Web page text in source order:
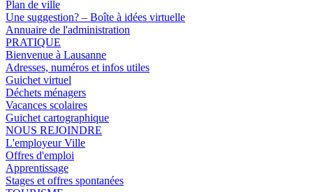
Plan de ville
Une suggestion? – Boîte à idées virtuelle
Annuaire de l'administration
PRATIQUE
Bienvenue à Lausanne
Adresses, numéros et infos utiles
Guichet virtuel
Déchets ménagers
Vacances scolaires
Guichet cartographique
NOUS REJOINDRE
L'employeur Ville
Offres d'emploi
Apprentissage
Stages et offres spontanées